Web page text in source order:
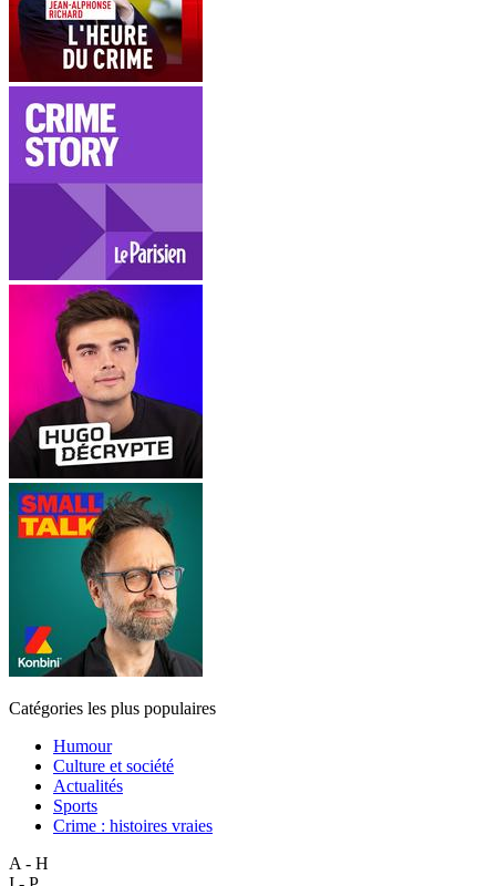
Catégories les plus populaires
Humour
Culture et société
Actualités
Sports
Crime : histoires vraies
A - H